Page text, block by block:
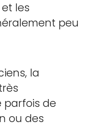
les
peu
la
parfois de
ou des